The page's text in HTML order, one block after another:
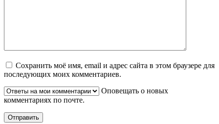
Сохранить моё имя, email и адрес сайта в этом браузере для
последующих моих комментариев.
Оповещать о новых
комментариях по почте.